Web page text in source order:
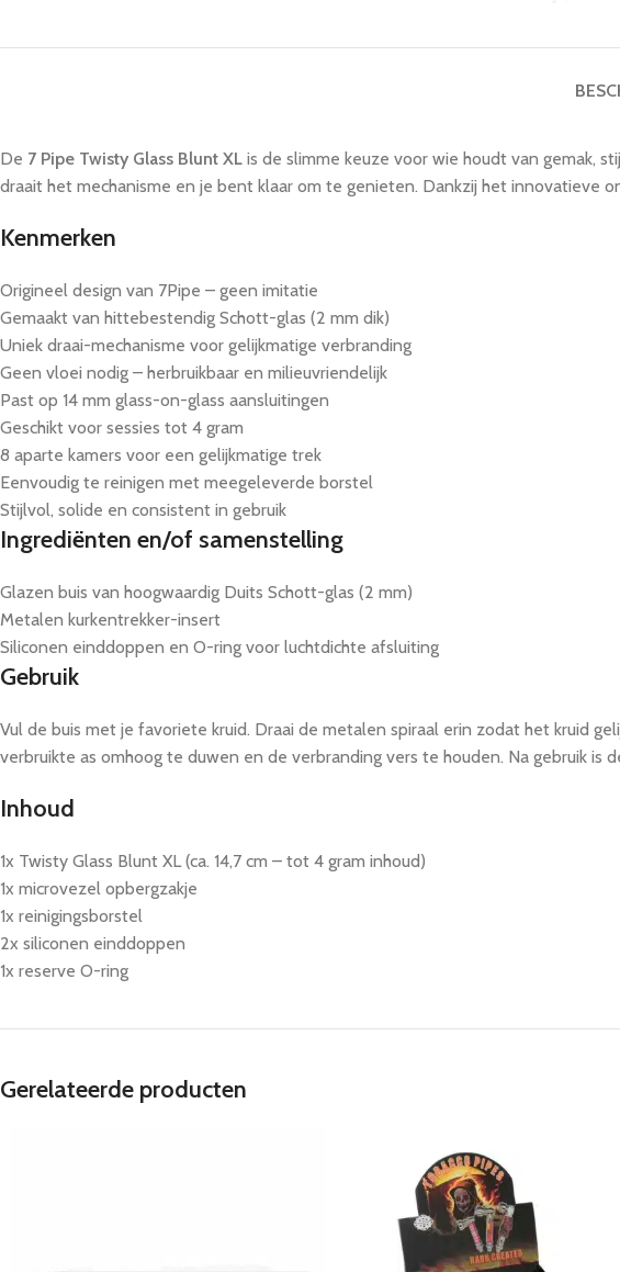
De 7 Pipe Twisty Glass Blunt XL is de slimme keuze voor wie houdt van gemak,
draait het mechanisme en je bent klaar om te genieten. Dankzij het innovatieve
Kenmerken
Origineel design van 7Pipe – geen imitatie
Gemaakt van hittebestendig Schott-glas (2 mm dik)
Uniek draai-mechanisme voor gelijkmatige verbranding
Geen vloei nodig – herbruikbaar en milieuvriendelijk
Past op 14 mm glass-on-glass aansluitingen
Geschikt voor sessies tot 4 gram
8 aparte kamers voor een gelijkmatige trek
Eenvoudig te reinigen met meegeleverde borstel
Stijlvol, solide en consistent in gebruik
Ingrediënten en/of samenstelling
Glazen buis van hoogwaardig Duits Schott-glas (2 mm)
Metalen kurkentrekker-insert
Siliconen einddoppen en O-ring voor luchtdichte afsluiting
Gebruik
Vul de buis met je favoriete kruid. Draai de metalen spiraal erin zodat het kruid
verbruikte as omhoog te duwen en de verbranding vers te houden. Na gebruik
Inhoud
1x Twisty Glass Blunt XL (ca. 14,7 cm – tot 4 gram inhoud)
1x microvezel opbergzakje
1x reinigingsborstel
2x siliconen einddoppen
1x reserve O-ring
Gerelateerde producten